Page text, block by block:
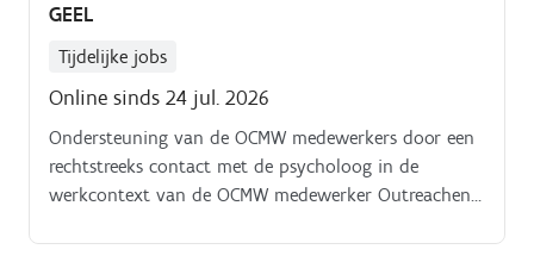
GEEL
Tijdelijke jobs
Online sinds 24 jul. 2026
Ondersteuning van de OCMW medewerkers door een
rechtstreeks contact met de psycholoog in de
werkcontext van de OCMW medewerker Outreachend